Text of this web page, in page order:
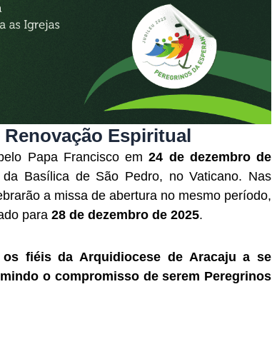
Espiritual
Papa Francisco em24 de dezembro de
da Basílica de São Pedro, no Vaticano. Nas
a missa de abertura no mesmo período,
para 28 de dezembro de 2025.
fiéis da Arquidiocese de Aracaju a se
o compromisso de serem Peregrinos